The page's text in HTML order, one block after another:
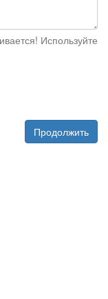
Используйте
Продолжить